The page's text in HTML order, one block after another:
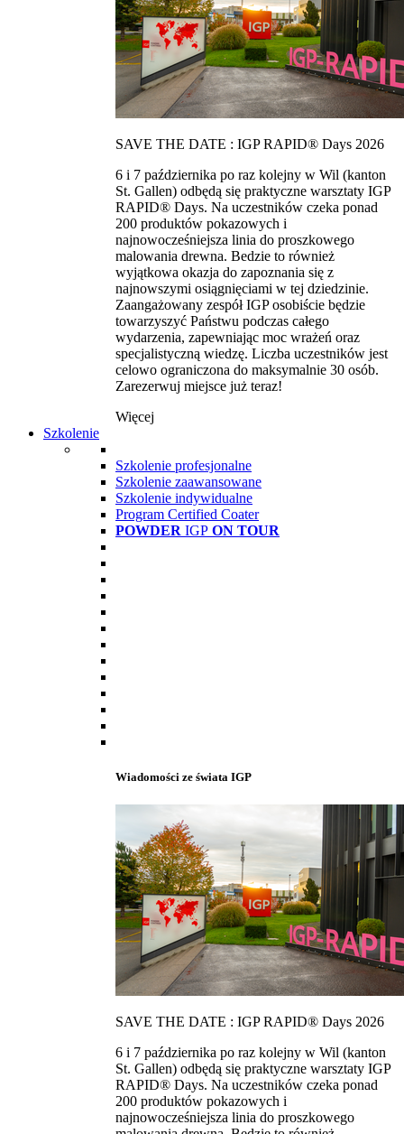
SAVE THE DATE : IGP RAPID® Days 2026
6 i 7 października po raz kolejny w Wil (kanton
St. Gallen) odbędą się praktyczne warsztaty IGP
RAPID® Days. Na uczestników czeka ponad
200 produktów pokazowych i
najnowocześniejsza linia do proszkowego
malowania drewna. Bedzie to również
wyjątkowa okazja do zapoznania się z
najnowszymi osiągnięciami w tej dziedzinie.
Zaangażowany zespół IGP osobiście będzie
towarzyszyć Państwu podczas całego
wydarzenia, zapewniając moc wrażeń oraz
specjalistyczną wiedzę. Liczba uczestników jest
celowo ograniczona do maksymalnie 30 osób.
Zarezerwuj miejsce już teraz!
Więcej
Szkolenie
Szkolenie profesjonalne
Szkolenie zaawansowane
Szkolenie indywidualne
Program Certified Coater
POWDER IGP ON TOUR
Wiadomości ze świata IGP
SAVE THE DATE : IGP RAPID® Days 2026
6 i 7 października po raz kolejny w Wil (kanton
St. Gallen) odbędą się praktyczne warsztaty IGP
RAPID® Days. Na uczestników czeka ponad
200 produktów pokazowych i
najnowocześniejsza linia do proszkowego